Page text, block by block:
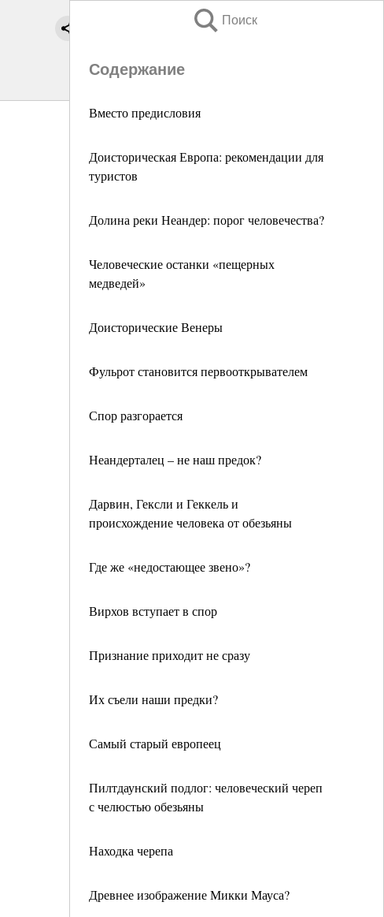
Поиск
Содержание
Вместо предисловия
Доисторическая Европа: рекомендации для
туристов
Долина реки Неандер: порог человечества?
Человеческие останки «пещерных
медведей»
Доисторические Венеры
Фульрот становится первооткрывателем
Спор разгорается
Неандерталец – не наш предок?
Дарвин, Гексли и Геккель и
происхождение человека от обезьяны
Где же «недостающее звено»?
Вирхов вступает в спор
Признание приходит не сразу
Их съели наши предки?
Самый старый европеец
Пилтдаунский подлог: человеческий череп
с челюстью обезьяны
Находка черепа
Древнее изображение Микки Мауса?